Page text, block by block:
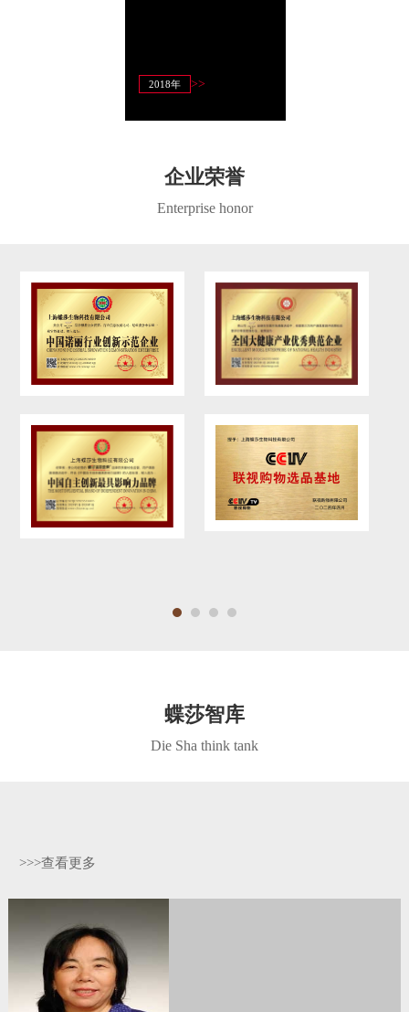
2018年 >>
企业荣誉
Enterprise honor
蝶莎智库
Die Sha think tank
>>>查看更多